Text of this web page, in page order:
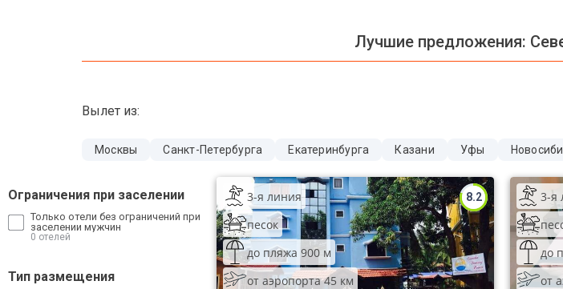
Лучшие предложения:
Вылет из:
Москвы Санкт-Петербурга Екатеринбурга Казани Уфы
Ограничения при заселении
Только отели без ограничений при
заселении мужчин
0 отелей
Тип размещения
8.2
3-я линия
песок
до пляжа 900 м
от аэропорта 45 км
3-я
до
от
Кав Мин Воды
Экскурсионные туры
5*